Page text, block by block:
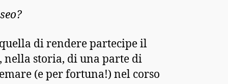
di rendere partecipe il
nella storia, di una parte di
(e per fortuna!) nel corso